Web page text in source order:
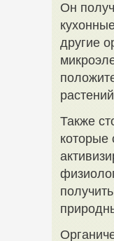
Он
другие
Также